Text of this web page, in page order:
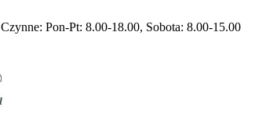
Czynne: Pon-Pt: 8.00-18.00, Sobota: 8.00-15.00